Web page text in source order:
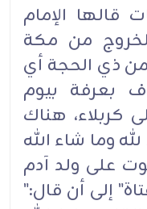
قالها الإمام
من مكة
من ذي الحجة أي
بعرفة بيوم
كربلاء، هناك
وما شاء الله
على ولد آدم
إلى أن قال:"